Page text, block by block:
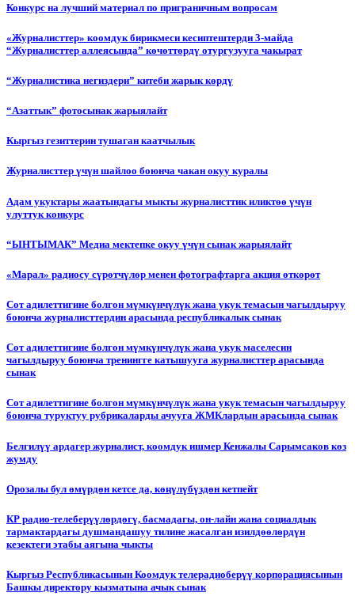
Конкурс на лучший материал по приграничным вопросам
«Журналисттер» коомдук бирикмеси кесиптештерди 3-майда
“Журналисттер аллеясында” көчөттөрдү отургузууга чакырат
“Журналистика негиздери” китеби жарык көрдү
“Азаттык” фотосынак жарыялайт
Кыргыз гезиттерин тушаган каатчылык
Журналисттер үчүн шайлоо боюнча чакан окуу куралы
Адам укуктары жаатындагы мыкты журналисттик иликтөө үчүн
улуттук конкурс
“ЫНТЫМАК” Медиа мектепке окуу үчүн сынак жарыялайт
«Марал» радиосу сүрөтчүлөр менен фотографтарга акция өткөрөт
Сот адилеттигине болгон мүмкүнчүлүк жана укук темасын чагылдыруу
боюнча журналисттердин арасында республикалык сынак
Сот адилеттигине болгон мүмкүнчүлүк жана укук маселесин
чагылдыруу боюнча тренингге катышууга журналисттер арасында
сынак
Сот адилеттигине болгон мүмкүнчүлүк жана укук темасын чагылдыруу
боюнча туруктуу рубрикаларды ачууга ЖМКлардын арасында сынак
Белгилүү ардагер журналист, коомдук ишмер Кенжалы Сарымсаков көз
жумду
Орозалы бул өмүрдөн кетсе да, көңүлүбүздөн кетпейт
КР радио-телеберүүлөрдөгү, басмадагы, он-лайн жана социалдык
тармактардагы душмандашуу тилине жасалган изилдөөлөрдүн
кезектеги этабы аягына чыкты
Кыргыз Республикасынын Коомдук телерадиоберүү корпорациясынын
Башкы директору кызматына ачык сынак